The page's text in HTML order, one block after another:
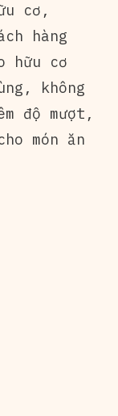
cơ,
hàng
hữu cơ
không
độ mượt,
món ăn